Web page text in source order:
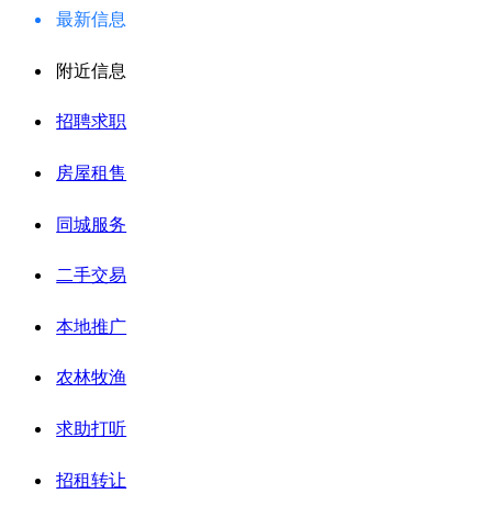
最新信息
附近信息
招聘求职
房屋租售
同城服务
二手交易
本地推广
农林牧渔
求助打听
招租转让